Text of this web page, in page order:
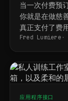
当一次付费预
你就是在做慈
真正支付了费用
Fred Lumiere
应用程序接口